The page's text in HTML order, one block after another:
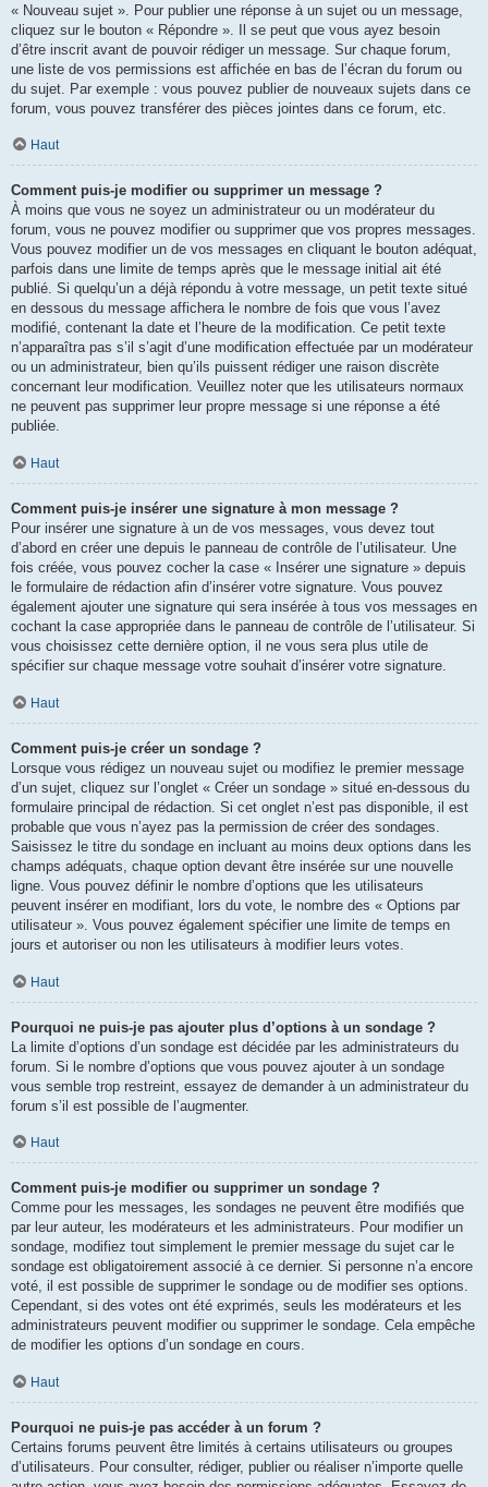
« Nouveau sujet ». Pour publier une réponse à un sujet ou un message,
cliquez sur le bouton « Répondre ». Il se peut que vous ayez besoin
d’être inscrit avant de pouvoir rédiger un message. Sur chaque forum,
une liste de vos permissions est affichée en bas de l’écran du forum ou
du sujet. Par exemple : vous pouvez publier de nouveaux sujets dans ce
forum, vous pouvez transférer des pièces jointes dans ce forum, etc.
Haut
Comment puis-je modifier ou supprimer un message ?
À moins que vous ne soyez un administrateur ou un modérateur du
forum, vous ne pouvez modifier ou supprimer que vos propres messages.
Vous pouvez modifier un de vos messages en cliquant le bouton adéquat,
parfois dans une limite de temps après que le message initial ait été
publié. Si quelqu’un a déjà répondu à votre message, un petit texte situé
en dessous du message affichera le nombre de fois que vous l’avez
modifié, contenant la date et l’heure de la modification. Ce petit texte
n’apparaîtra pas s’il s’agit d’une modification effectuée par un modérateur
ou un administrateur, bien qu’ils puissent rédiger une raison discrète
concernant leur modification. Veuillez noter que les utilisateurs normaux
ne peuvent pas supprimer leur propre message si une réponse a été
publiée.
Haut
Comment puis-je insérer une signature à mon message ?
Pour insérer une signature à un de vos messages, vous devez tout
d’abord en créer une depuis le panneau de contrôle de l’utilisateur. Une
fois créée, vous pouvez cocher la case « Insérer une signature » depuis
le formulaire de rédaction afin d’insérer votre signature. Vous pouvez
également ajouter une signature qui sera insérée à tous vos messages en
cochant la case appropriée dans le panneau de contrôle de l’utilisateur. Si
vous choisissez cette dernière option, il ne vous sera plus utile de
spécifier sur chaque message votre souhait d’insérer votre signature.
Haut
Comment puis-je créer un sondage ?
Lorsque vous rédigez un nouveau sujet ou modifiez le premier message
d’un sujet, cliquez sur l’onglet « Créer un sondage » situé en-dessous du
formulaire principal de rédaction. Si cet onglet n’est pas disponible, il est
probable que vous n’ayez pas la permission de créer des sondages.
Saisissez le titre du sondage en incluant au moins deux options dans les
champs adéquats, chaque option devant être insérée sur une nouvelle
ligne. Vous pouvez définir le nombre d’options que les utilisateurs
peuvent insérer en modifiant, lors du vote, le nombre des « Options par
utilisateur ». Vous pouvez également spécifier une limite de temps en
jours et autoriser ou non les utilisateurs à modifier leurs votes.
Haut
Pourquoi ne puis-je pas ajouter plus d’options à un sondage ?
La limite d’options d’un sondage est décidée par les administrateurs du
forum. Si le nombre d’options que vous pouvez ajouter à un sondage
vous semble trop restreint, essayez de demander à un administrateur du
forum s’il est possible de l’augmenter.
Haut
Comment puis-je modifier ou supprimer un sondage ?
Comme pour les messages, les sondages ne peuvent être modifiés que
par leur auteur, les modérateurs et les administrateurs. Pour modifier un
sondage, modifiez tout simplement le premier message du sujet car le
sondage est obligatoirement associé à ce dernier. Si personne n’a encore
voté, il est possible de supprimer le sondage ou de modifier ses options.
Cependant, si des votes ont été exprimés, seuls les modérateurs et les
administrateurs peuvent modifier ou supprimer le sondage. Cela empêche
de modifier les options d’un sondage en cours.
Haut
Pourquoi ne puis-je pas accéder à un forum ?
Certains forums peuvent être limités à certains utilisateurs ou groupes
d’utilisateurs. Pour consulter, rédiger, publier ou réaliser n’importe quelle